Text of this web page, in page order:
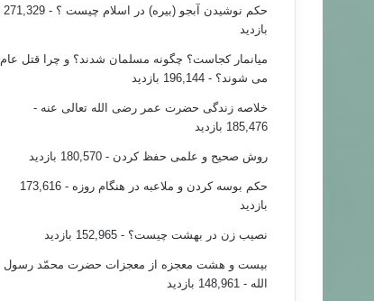
حکم نوشیدن آبجو (بیره) در اسلام چیست ؟
- 271,329
بازدید
میانمار کجاست؟ چگونه مسلمان شدند؟ و چرا قتل عام
می شوند؟ - 196,144 بازدید
خلاصه زندگی حضرت عمر رضی الله تعالی عنه -
185,476 بازدید
روش صحیح و علمی حفظ کردن - 180,570 بازدید
حکم بوسه کردن و ملاعبه در هنگام روزه
- 173,616
بازدید
نصیب زن در بهشت چیست؟ - 152,965 بازدید
بیست و هشت معجزه از معجزات حضرت محمّد رسول
الله - 148,961 بازدید